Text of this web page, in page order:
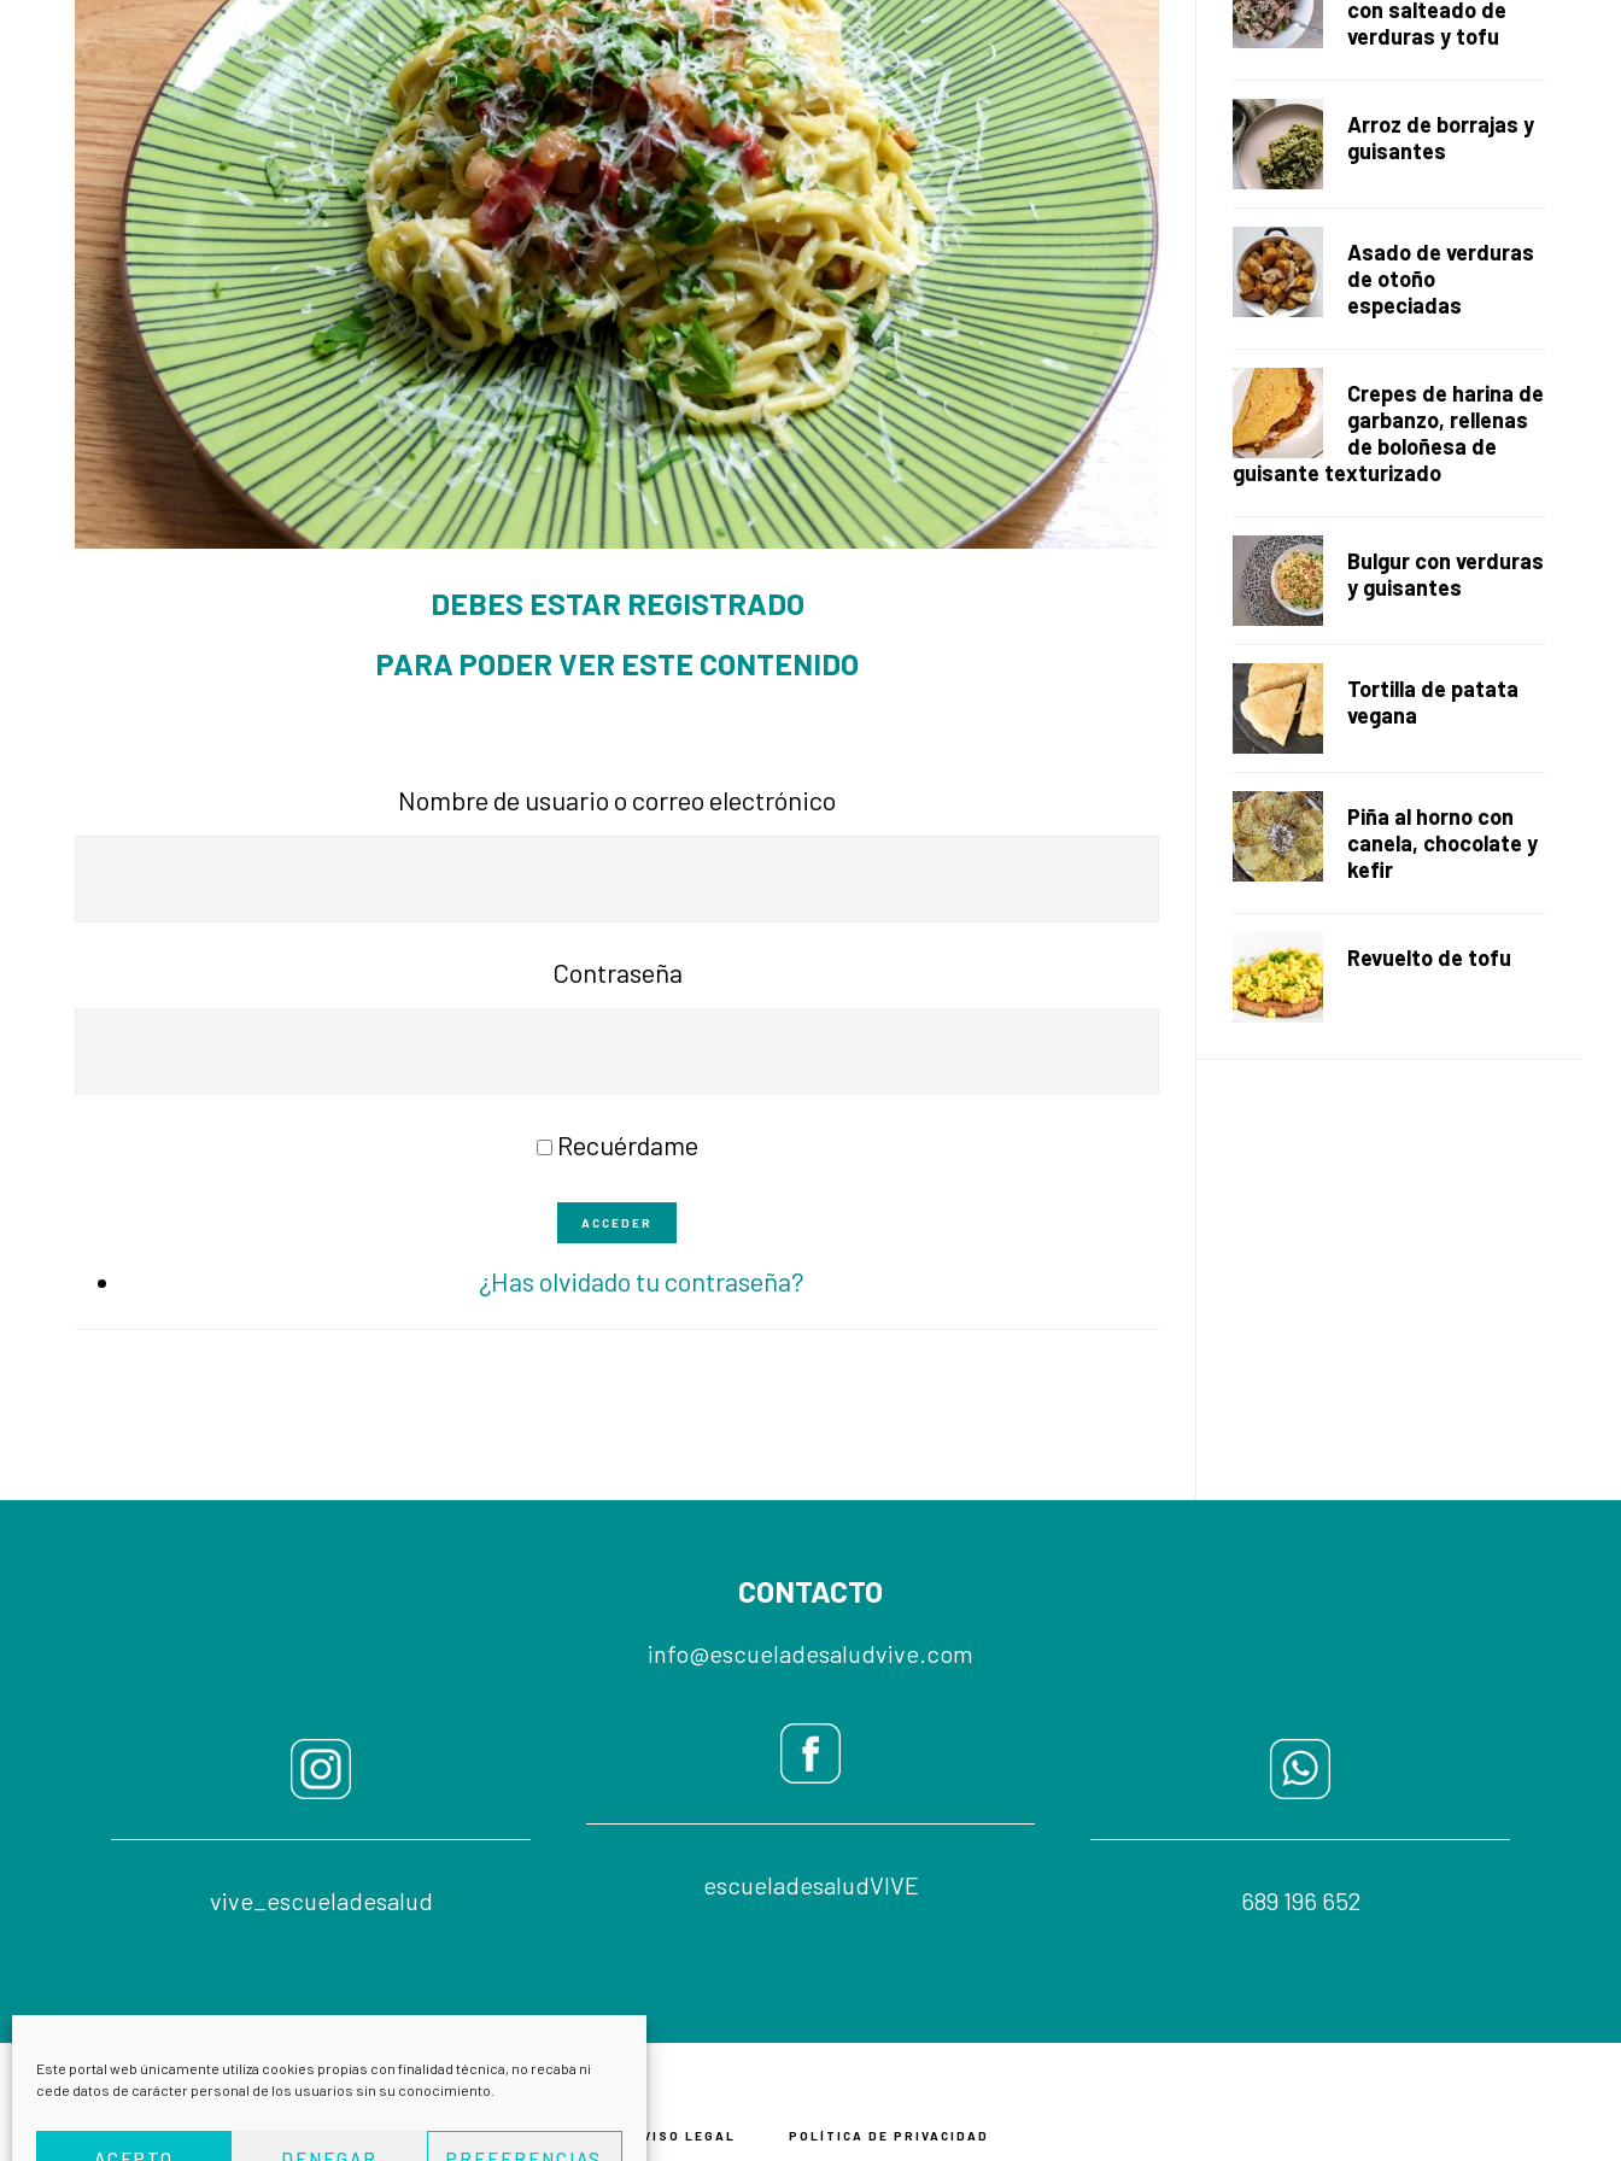
Este portal web únicamente utiliza cookies propias con finalidad técnica, no recaba ni
cede datos de carácter personal de los usuarios sin su conocimiento.
DEBES ESTAR REGISTRADO
PARA PODER VER ESTE CONTENIDO
Nombre de usuario o correo electrónico
Contraseña
Recuérdame
ACCEDER
¿Has olvidado tu contraseña?
con salteado de
verduras y tofu
Arroz de borrajas y
guisantes
Asado de verduras
de otoño
especiadas
Crepes de harina de
garbanzo, rellenas
de boloñesa de
guisante texturizado
Bulgur con verduras
y guisantes
Tortilla de patata
vegana
Piña al horno con
canela, chocolate y
kefir
Revuelto de tofu
vive_escueladesalud
CONTACTO
info@escueladesaludvive.com
escueladesaludVIVE
689 196 652
AVISO LEGAL POLÍTICA DE PRIVACIDAD